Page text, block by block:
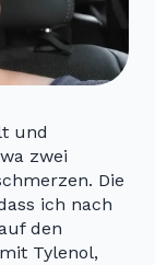
und
zwei
Die
ich nach
den
Tylenol,